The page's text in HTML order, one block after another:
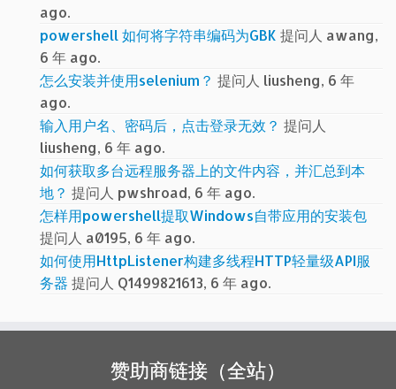
ago.
powershell 如何将字符串编码为GBK 提问人 awang,
6 年 ago.
怎么安装并使用selenium？ 提问人 liusheng, 6 年
ago.
输入用户名、密码后，点击登录无效？ 提问人
liusheng, 6 年 ago.
如何获取多台远程服务器上的文件内容，并汇总到本
地？ 提问人 pwshroad, 6 年 ago.
怎样用powershell提取Windows自带应用的安装包
提问人 a0195, 6 年 ago.
如何使用HttpListener构建多线程HTTP轻量级API服
务器 提问人 Q1499821613, 6 年 ago.
赞助商链接（全站）